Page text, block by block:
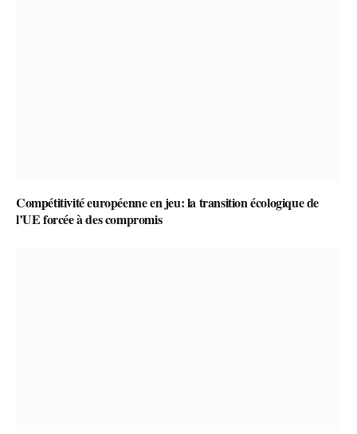
Compétitivité européenne en jeu: la transition écologique de
l’UE forcée à des compromis